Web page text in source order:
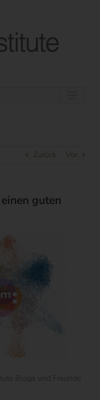
Zurück Vor
guten
Blogs und Freunde